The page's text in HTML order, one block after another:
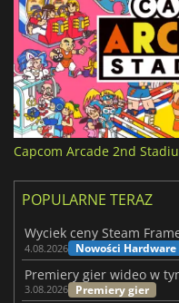
Capcom Arcade 2nd
POPULARNE TERAZ
4.08.2026 Nowości Hardware
3.08.2026 Premiery gier